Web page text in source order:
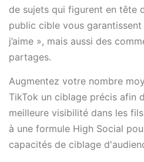
de sujets qui figurent en tête
public cible vous garantissent
j’aime », mais aussi des
partages.
Augmentez votre nombre
TikTok un ciblage précis afin
meilleure visibilité dans les
à une formule High Social
capacités de ciblage